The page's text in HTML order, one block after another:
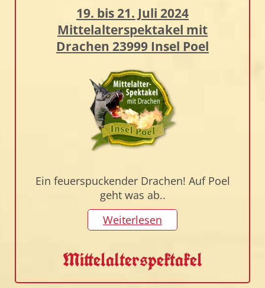
19. bis 21. Juli 2024
Mittelalterspektakel mit
Drachen 23999 Insel Poel
Ein feuerspuckender Drachen! Auf Poel
geht was ab..
Weiterlesen
Mittelalterspektakel